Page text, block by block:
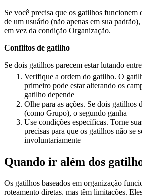
Se você precisa que os gatilhos funcionem
de um usuário (não apenas em sua
em vez da condição Organização.
Conflitos de gatilho
Se dois gatilhos parecem estar lutando
Verifique a ordem do gatilho. O
primeiro pode estar alterando os
gatilho depende
Olhe para as ações. Se dois gatilhos
(como Grupo), o segundo ganha
Use condições específicas. Torne
precisas para que os gatilhos não se
involuntariamente
Quando ir além dos
Os gatilhos baseados em organização
roteamento diretas, mas têm limitações.